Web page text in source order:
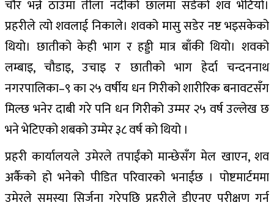
चौर भन्ने ठाउँमा तीला नदीको छालमा सडेको शव भेटियो।
प्रहरीले त्यो शवलाई निकाले। शवको मासु सडेर नष्ट भइसकेको
थियो। छातीको केही भाग र हड्डी मात्र बाँकी थियो। शवको
लम्बाइ, चौडाइ, उचाइ र छातीको भाग हेर्दा चन्दननाथ
नगरपालिका–९ का २५ वर्षीय धन गिरीको शारीरिक बनावटसँग
मिल्छ भनेर दाबी गरे पनि धन गिरीको उम्मर २५ वर्ष उल्लेख छ
भने भेटिएको शबको उम्मेर ३८ वर्ष को थियो ।
प्रहरी कार्यालयले उमेरले तपाईंको मान्छेसँग मेल खाएन, शव
अर्कैको हो भनेको पीडित परिवारको भनाईछ । पोष्टमार्टममा